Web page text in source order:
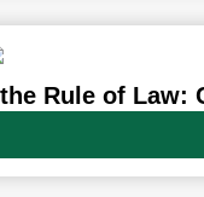
Rule of Law: